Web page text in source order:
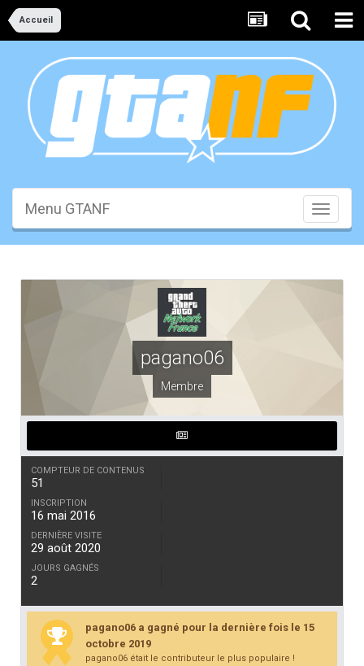
Accueil
Toggle
Menu GTANF
pagano06
Membre
COMPTEUR DE CONTENUS
51
INSCRIPTION
16 mai 2016
DERNIÈRE VISITE
29 août 2020
JOURS GAGNÉS
2
pagano06 a gagné pour la dernière fois le 15
octobre 2019
pagano06 était le contributeur le plus populaire !